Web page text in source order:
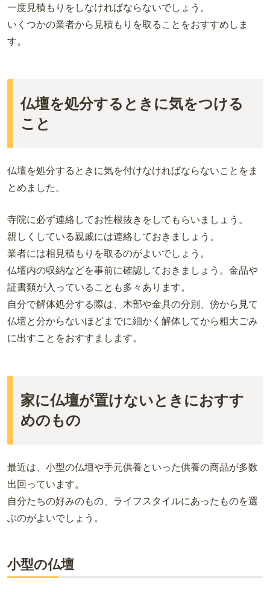
一度見積もりをしなければならないでしょう。
いくつかの業者から見積もりを取ることをおすすめしま
す。
仏壇を処分するときに気をつける
こと
仏壇を処分するときに気を付けなければならないことをま
とめました。
寺院に必ず連絡してお性根抜きをしてもらいましょう。
親しくしている親戚には連絡しておきましょう。
業者には相見積もりを取るのがよいでしょう。
仏壇内の収納などを事前に確認しておきましょう。金品や
証書類が入っていることも多々あります。
自分で解体処分する際は、木部や金具の分別、傍から見て
仏壇と分からないほどまでに細かく解体してから粗大ごみ
に出すことをおすすまします。
家に仏壇が置けないときにおすす
めのもの
最近は、小型の仏壇や手元供養といった供養の商品が多数
出回っています。
自分たちの好みのもの、ライフスタイルにあったものを選
ぶのがよいでしょう。
小型の仏壇